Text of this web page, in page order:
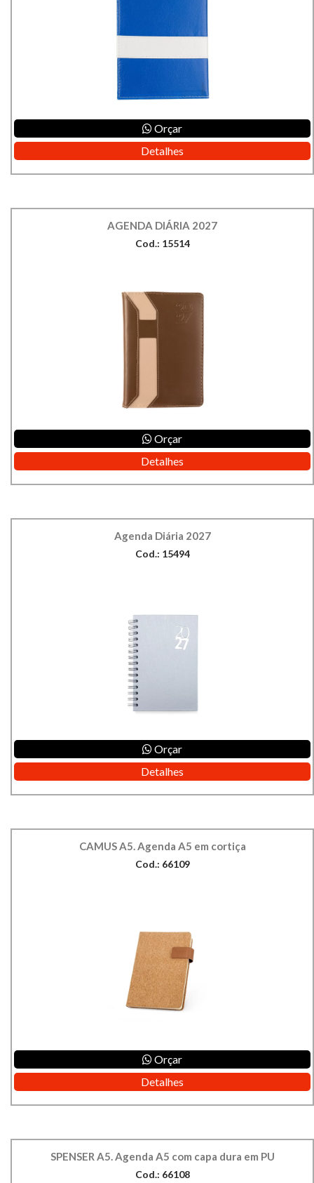
Orçar
Detalhes
AGENDA DIÁRIA 2027
Cod.: 15514
Orçar
Detalhes
Agenda Diária 2027
Cod.: 15494
Orçar
Detalhes
CAMUS A5. Agenda A5 em cortiça
Cod.: 66109
Orçar
Detalhes
SPENSER A5. Agenda A5 com capa dura em PU
Cod.: 66108